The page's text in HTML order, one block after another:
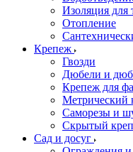
Изоляция для
Отопление
Крепеж
Гвозди
Дюбели и
Крепеж для
Метрический
Саморезы и
Скрытый
Сад и досуг